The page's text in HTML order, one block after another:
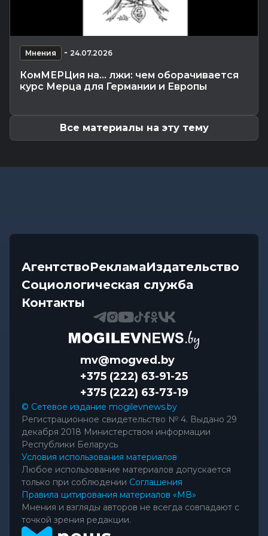
Погода 7 августа в Могилевской области:
ливни, град, шквалистый...
В Славгородском районе механизатор похитил
Общество -06.08.2026 13:32
Мнения - 24.07.2026
КомМЕРЦия на… лжи: чем оборачивается
курс Мерца для Германии и Европы
Все материалы на эту тему
АгентствоРекламаИздательство
Социологическая служба
Контакты
mv@mogved.by
+375 (222) 63-91-25
+375 (222) 63-73-19
© Сетевое издание mogilevnews.by
Регистрационное свидетельство № 4. Выдано 29
декабря 2018 Министерством информации
Республики Беларусь
Условия использования материалов
Любое использование материалов допускается
только при соблюдении Соглашения
Правила цитирования материалов «МВ»
Мнения и взгляды авторов не всегда совпадают с
точкой зрения редакции.